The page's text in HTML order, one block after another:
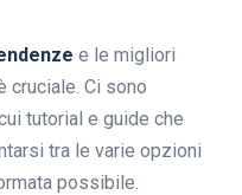
e le migliori
cruciale. Ci sono
tutorial e guide che
tra le varie opzioni
possibile.